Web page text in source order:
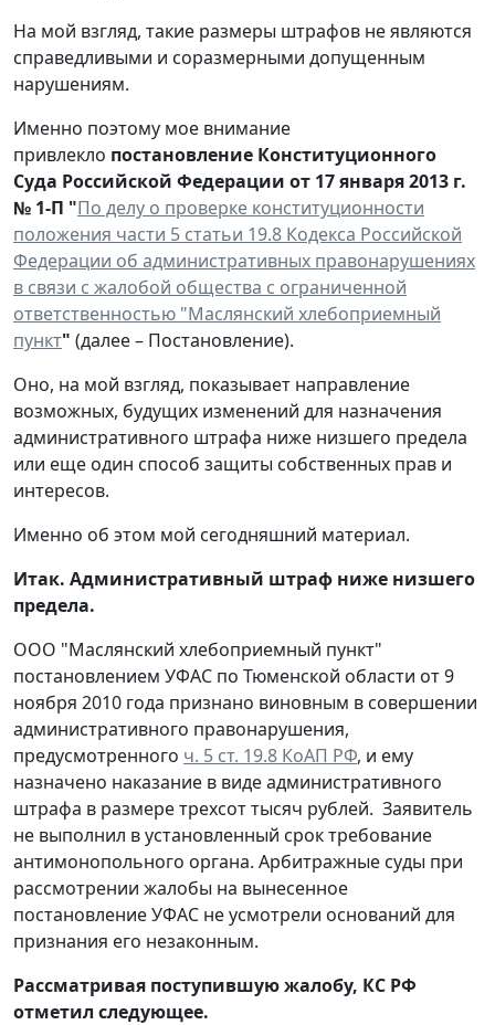
На мой взгляд, такие размеры штрафов не являются
справедливыми и соразмерными допущенным
нарушениям.
Именно поэтому мое внимание
привлекло постановление Конституционного
Суда Российской Федерации от 17 января 2013 г.
№ 1-П "По делу о проверке конституционности
положения части 5 статьи 19.8 Кодекса Российской
Федерации об административных правонарушениях
в связи с жалобой общества с ограниченной
ответственностью "Маслянский хлебоприемный
пункт" (далее – Постановление).
Оно, на мой взгляд, показывает направление
возможных, будущих изменений для назначения
административного штрафа ниже низшего предела
или еще один способ защиты собственных прав и
интересов.
Именно об этом мой сегодняшний материал.
Итак. Административный штраф ниже низшего
предела.
ООО "Маслянский хлебоприемный пункт"
постановлением УФАС по Тюменской области от 9
ноября 2010 года признано виновным в совершении
административного правонарушения,
предусмотренного ч. 5 ст. 19.8 КоАП РФ, и ему
назначено наказание в виде административного
штрафа в размере трехсот тысяч рублей. Заявитель
не выполнил в установленный срок требование
антимонопольного органа. Арбитражные суды при
рассмотрении жалобы на вынесенное
постановление УФАС не усмотрели оснований для
признания его незаконным.
Рассматривая поступившую жалобу, КС РФ
отметил следующее.